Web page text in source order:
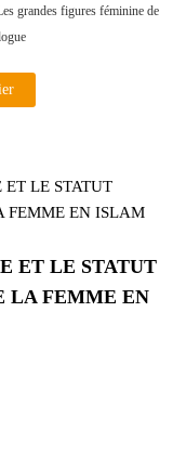
grandes figures féminine de
ET LE STATUT
LA FEMME EN